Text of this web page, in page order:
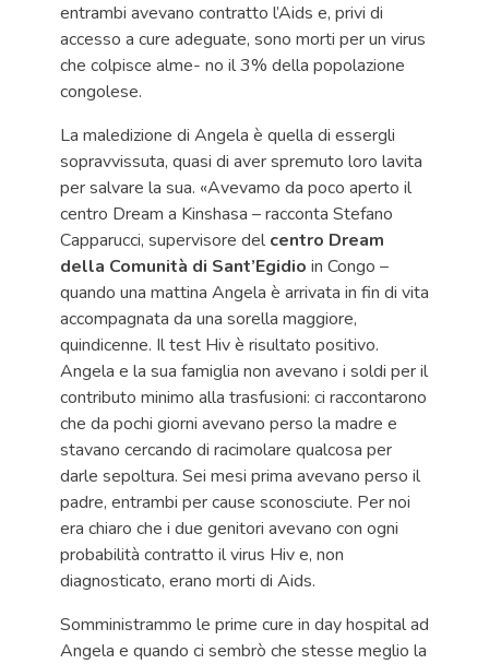
entrambi avevano contratto l’Aids e, privi di
accesso a cure adeguate, sono morti per un virus
che colpisce alme- no il 3% della popolazione
congolese.
La maledizione di Angela è quella di essergli
sopravvissuta, quasi di aver spremuto loro lavita
per salvare la sua. «Avevamo da poco aperto il
centro Dream a Kinshasa – racconta Stefano
Capparucci, supervisore delcentro Dream
della Comunità di Sant’Egidio in Congo –
quando una mattina Angela è arrivata in fin di vita
accompagnata da una sorella maggiore,
quindicenne. Il test Hiv è risultato positivo.
Angela e la sua famiglia non avevano i soldi per il
contributo minimo alla trasfusioni: ci raccontarono
che da pochi giorni avevano perso la madre e
stavano cercando di racimolare qualcosa per
darle sepoltura. Sei mesi prima avevano perso il
padre, entrambi per cause sconosciute. Per noi
era chiaro che i due genitori avevano con ogni
probabilità contratto il virus Hiv e, non
diagnosticato, erano morti di Aids.
Somministrammo le prime cure in day hospital ad
Angela e quando ci sembrò che stesse meglio la